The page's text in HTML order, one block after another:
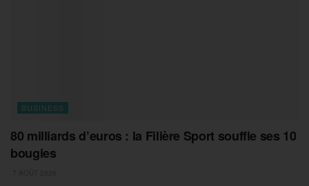
BUSINESS
80 milliards d’euros : la Filière Sport souffle ses 10
bougies